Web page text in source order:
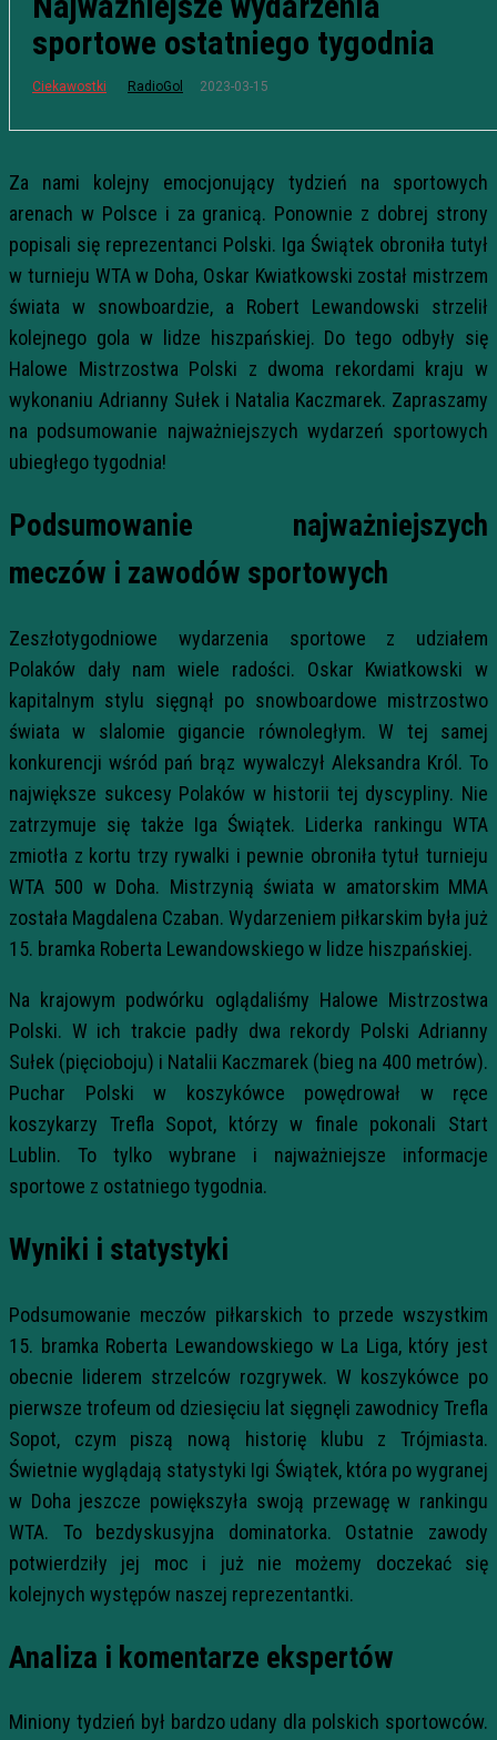
sportowe ostatniego tygodnia
Ciekawostki RadioGol 2023-03-15
Za nami kolejny emocjonujący tydzień na sportowych
arenach w Polsce i za granicą. Ponownie z dobrej strony
popisali się reprezentanci Polski. Iga Świątek obroniła tutył
w turnieju WTA w Doha, Oskar Kwiatkowski został mistrzem
świata w snowboardzie, a Robert Lewandowski strzelił
kolejnego gola w lidze hiszpańskiej. Do tego odbyły się
Halowe Mistrzostwa Polski z dwoma rekordami kraju w
wykonaniu Adrianny Sułek i Natalia Kaczmarek. Zapraszamy
na podsumowanie najważniejszych wydarzeń sportowych
ubiegłego tygodnia!
Podsumowanie najważniejszych
meczów i zawodów sportowych
Zeszłotygodniowe wydarzenia sportowe z udziałem
Polaków dały nam wiele radości. Oskar Kwiatkowski w
kapitalnym stylu sięgnął po snowboardowe mistrzostwo
świata w slalomie gigancie równoległym. W tej samej
konkurencji wśród pań brąz wywalczył Aleksandra Król. To
największe sukcesy Polaków w historii tej dyscypliny. Nie
zatrzymuje się także Iga Świątek. Liderka rankingu WTA
zmiotła z kortu trzy rywalki i pewnie obroniła tytuł turnieju
WTA 500 w Doha. Mistrzynią świata w amatorskim MMA
została Magdalena Czaban. Wydarzeniem piłkarskim była już
15. bramka Roberta Lewandowskiego w lidze hiszpańskiej.
Na krajowym podwórku oglądaliśmy Halowe Mistrzostwa
Polski. W ich trakcie padły dwa rekordy Polski Adrianny
Sułek (pięcioboju) i Natalii Kaczmarek (bieg na 400 metrów).
Puchar Polski w koszykówce powędrował w ręce
koszykarzy Trefla Sopot, którzy w finale pokonali Start
Lublin. To tylko wybrane i najważniejsze informacje
sportowe z ostatniego tygodnia.
Wyniki i statystyki
Podsumowanie meczów piłkarskich to przede wszystkim
15. bramka Roberta Lewandowskiego w La Liga, który jest
obecnie liderem strzelców rozgrywek. W koszykówce po
pierwsze trofeum od dziesięciu lat sięgnęli zawodnicy Trefla
Sopot, czym piszą nową historię klubu z Trójmiasta.
Świetnie wyglądają statystyki Igi Świątek, która po wygranej
w Doha jeszcze powiększyła swoją przewagę w rankingu
WTA. To bezdyskusyjna dominatorka. Ostatnie zawody
potwierdziły jej moc i już nie możemy doczekać się
kolejnych występów naszej reprezentantki.
Analiza i komentarze ekspertów
Miniony tydzień był bardzo udany dla polskich sportowców.